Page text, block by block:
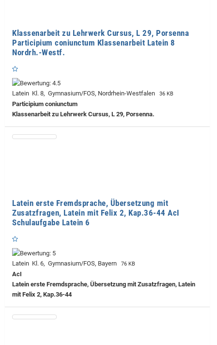
Klassenarbeit zu Lehrwerk Cursus, L 29, Porsenna
Participium coniunctum Klassenarbeit Latein 8
Nordrh.-Westf.
Latein Kl. 8, Gymnasium/FOS, Nordrhein-Westfalen 36 KB
Participium coniunctum
Klassenarbeit zu Lehrwerk Cursus, L 29, Porsenna.
Latein erste Fremdsprache, Übersetzung mit
Zusatzfragen, Latein mit Felix 2, Kap.36-44 AcI
Schulaufgabe Latein 6
Latein Kl. 6, Gymnasium/FOS, Bayern 76 KB
AcI
Latein erste Fremdsprache, Übersetzung mit Zusatzfragen, Latein
mit Felix 2, Kap.36-44